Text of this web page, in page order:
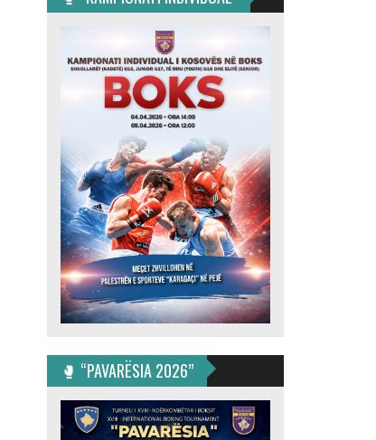
🥊 “PAVARËSIA 2026”